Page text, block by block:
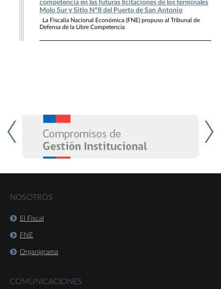
competencia en las futuras licitaciones de los terminales
Molo Sur y Sitio N°8 del Puerto de San Antonio
La Fiscalía Nacional Económica (FNE) propuso al Tribunal de
Defensa de la Libre Competencia
NOSOTROS
El Fiscal
FNE
Organigrama
COMUNICACIONES